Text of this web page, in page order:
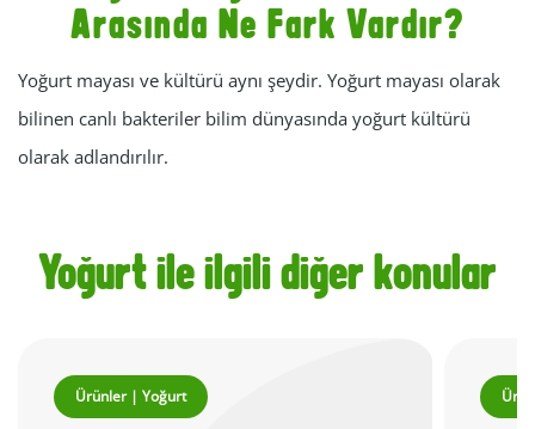
Arasında Ne Fark Vardır?
Yoğurt mayası ve kültürü aynı şeydir. Yoğurt mayası olarak
bilinen canlı bakteriler bilim dünyasında yoğurt kültürü
olarak adlandırılır.
Yoğurt ile ilgili diğer konular
Ürünler | Yoğurt